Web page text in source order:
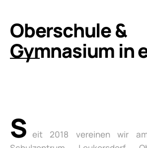
Oberschule &
Gymnasium in
S eit 2018 vereinen wir am